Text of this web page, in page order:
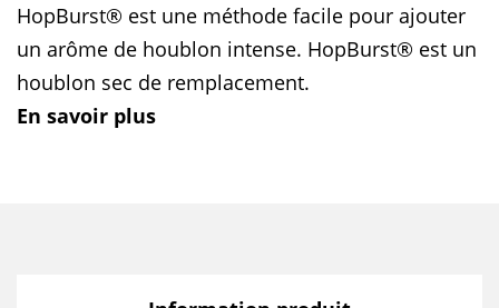
HopBurst® est une méthode facile pour ajouter
un arôme de houblon intense. HopBurst® est un
houblon sec de remplacement.
En savoir plus